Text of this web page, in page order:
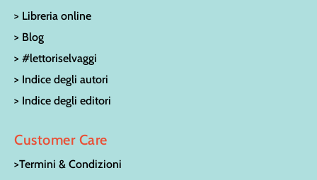
> Libreria online
> Blog
> #lettoriselvaggi
> Indice degli autori
> Indice degli editori
Customer Care
>Termini & Condizioni